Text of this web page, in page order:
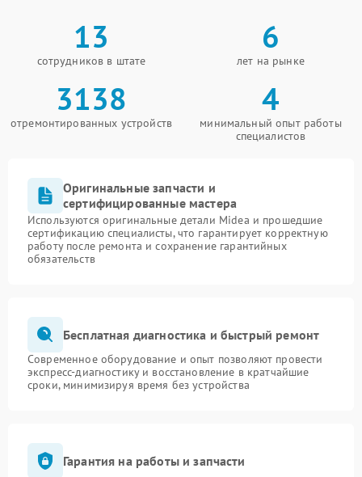
13
сотрудников в штате
6
лет на рынке
3138
отремонтированных устройств
4
минимальный опыт работы
специалистов
Оригинальные запчасти и
сертифицированные мастера
Используются оригинальные детали Midea и прошедшие
сертификацию специалисты, что гарантирует корректную
работу после ремонта и сохранение гарантийных
обязательств
Бесплатная диагностика и быстрый ремонт
Современное оборудование и опыт позволяют провести
экспресс-диагностику и восстановление в кратчайшие
сроки, минимизируя время без устройства
Гарантия на работы и запчасти